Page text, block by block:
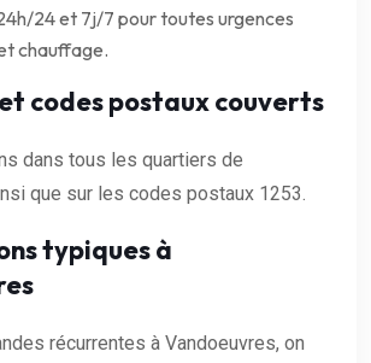
24 et 7j/7 pour toutes urgences
chauffage.
codes postaux couverts
dans tous les quartiers de
que sur les codes postaux 1253.
typiques à
récurrentes à Vandoeuvres, on